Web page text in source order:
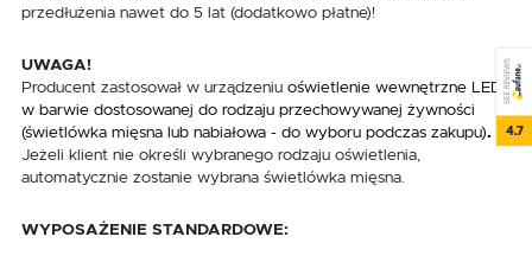
przedłużenia nawet do 5 lat (dodatkowo płatne)!
UWAGA!
Producent zastosował w urządzeniu oświetlenie wewnętrzne LED
w barwie dostosowanej do rodzaju przechowywanej żywności
(świetlówka mięsna lub nabiałowa - do wyboru podczas zakupu).
Jeżeli klient nie określi wybranego rodzaju oświetlenia,
automatycznie zostanie wybrana świetlówka mięsna.
WYPOSAŻENIE STANDARDOWE:
SEE REVIEWS
4.7